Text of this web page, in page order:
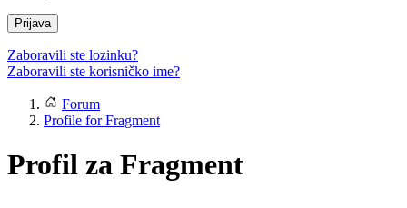
Prijava
Zaboravili ste lozinku?
Zaboravili ste korisničko ime?
Forum
Profile for Fragment
Profil za Fragment